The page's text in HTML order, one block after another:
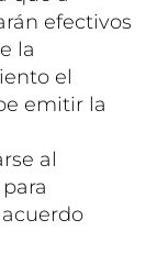
efectivos
la
el
emitir la
al